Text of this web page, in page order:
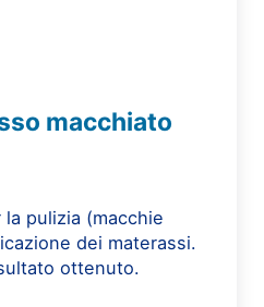
macchiato
pulizia (macchie
dei materassi.
ottenuto.